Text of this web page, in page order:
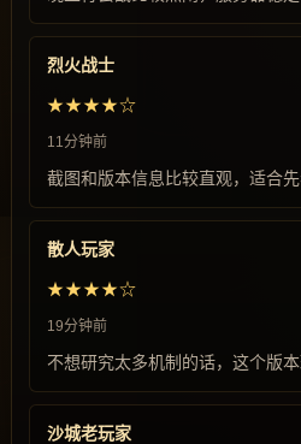
烈火战士
★★★★☆
11分钟前
截图和版本信息比较直观，适合先
散人玩家
★★★★☆
19分钟前
不想研究太多机制的话，这个版本
沙城老玩家